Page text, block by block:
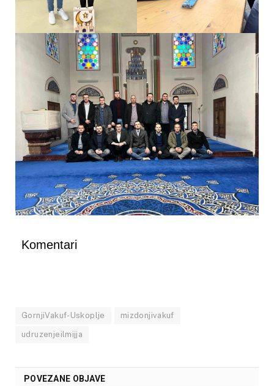
Komentari
GornjiVakuf-Uskoplje mizdonjivakuf
udruzenjeilmijja
POVEZANE OBJAVE